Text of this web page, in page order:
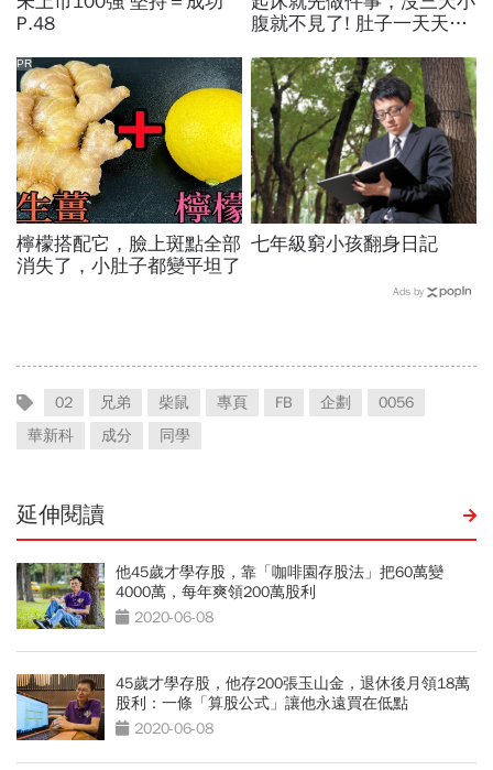
P.48
腹就不見了! 肚子一天天變
檸檬搭配它，臉上斑點全部
消失了，小肚子都變平坦了
PR
七年級窮小孩翻身日記
Ads by
02 兄弟 柴鼠 專頁 FB 企劃
0056
華新科
成分 同學
延伸閱讀
他45歲才學存股，靠「咖啡園存股法」把60萬變
4000萬，每年爽領200萬股利
2020-06-08
45歲才學存股，他存200張玉山金，退休後月領18萬
股利：一條「算股公式」讓他永遠買在低點
2020-06-08